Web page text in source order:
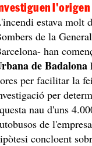
l'origen
estava molt
de la
han
de Badalona
per facilitar la
per
nau d'uns
de
concloent